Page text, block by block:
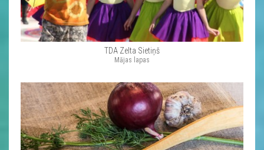
TDA Zelta Sietiņš
Mājas lapas